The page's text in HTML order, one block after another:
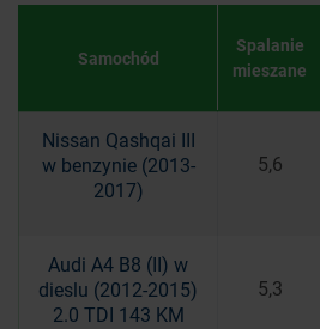
Samochód
Spalanie
mieszane
Nissan Qashqai III
w benzynie (2013-
2017)
5,6
Audi A4 B8 (II) w
dieslu (2012-2015)
2.0 TDI 143 KM
5,3